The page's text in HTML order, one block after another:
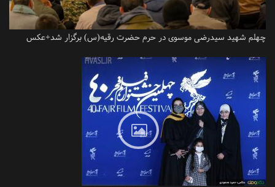
چهلم شهید سیدرضی موسوی در حرم حضرت رقیه(س) برگزار شد+عکس